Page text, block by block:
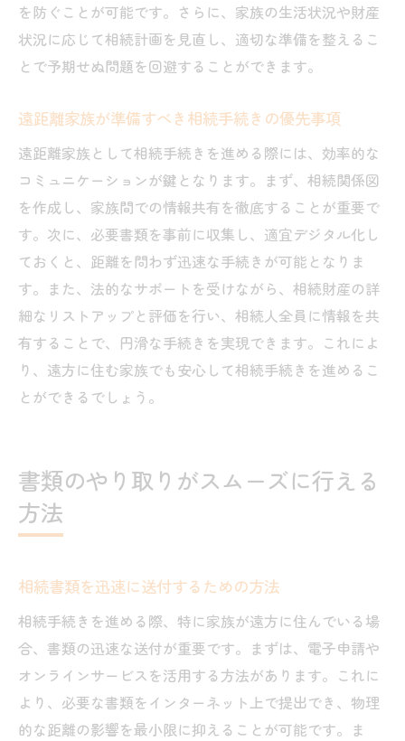
を防ぐことが可能です。さらに、家族の生活状況や財産
状況に応じて相続計画を見直し、適切な準備を整えるこ
とで予期せぬ問題を回避することができます。
遠距離家族が準備すべき相続手続きの優先事項
遠距離家族として相続手続きを進める際には、効率的な
コミュニケーションが鍵となります。まず、相続関係図
を作成し、家族間での情報共有を徹底することが重要で
す。次に、必要書類を事前に収集し、適宜デジタル化し
ておくと、距離を問わず迅速な手続きが可能となりま
す。また、法的なサポートを受けながら、相続財産の詳
細なリストアップと評価を行い、相続人全員に情報を共
有することで、円滑な手続きを実現できます。これによ
り、遠方に住む家族でも安心して相続手続きを進めるこ
とができるでしょう。
書類のやり取りがスムーズに行える
方法
相続書類を迅速に送付するための方法
相続手続きを進める際、特に家族が遠方に住んでいる場
合、書類の迅速な送付が重要です。まずは、電子申請や
オンラインサービスを活用する方法があります。これに
より、必要な書類をインターネット上で提出でき、物理
的な距離の影響を最小限に抑えることが可能です。ま